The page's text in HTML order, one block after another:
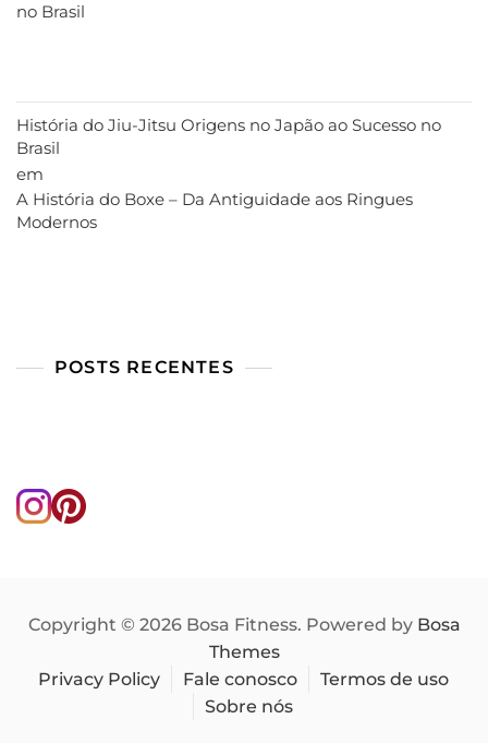
no Brasil
História do Jiu-Jitsu Origens no Japão ao Sucesso no
Brasil
em
A História do Boxe – Da Antiguidade aos Ringues
Modernos
POSTS RECENTES
Copyright © 2026 Bosa Fitness. Powered by Bosa
Themes
Privacy Policy
Fale conosco
Termos de uso
Sobre nós